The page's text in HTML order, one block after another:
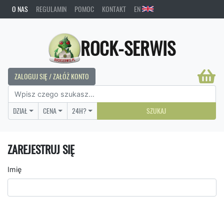
O NAS REGULAMIN POMOC KONTAKT EN
ROCK-SERWIS
ZALOGUJ SIĘ / ZAŁÓŻ KONTO
DZIAŁ CENA 24H? SZUKAJ
ZAREJESTRUJ SIĘ
Imię